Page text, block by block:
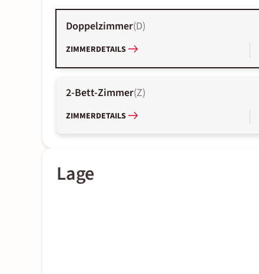
Doppelzimmer(D)
ZIMMERDETAILS
2-Bett-Zimmer(Z)
ZIMMERDETAILS
Lage